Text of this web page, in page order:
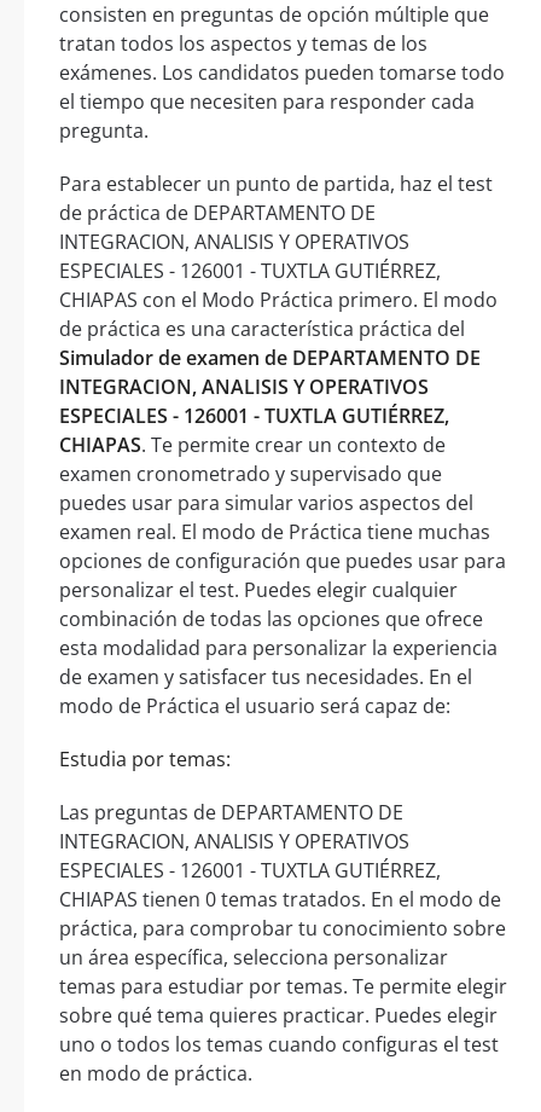
consisten en preguntas de opción múltiple que
tratan todos los aspectos y temas de los
exámenes. Los candidatos pueden tomarse todo
el tiempo que necesiten para responder cada
pregunta.
Para establecer un punto de partida, haz el test
de práctica de DEPARTAMENTO DE
INTEGRACION, ANALISIS Y OPERATIVOS
ESPECIALES - 126001 - TUXTLA GUTIÉRREZ,
CHIAPAS con el Modo Práctica primero. El modo
de práctica es una característica práctica del
Simulador de examen de DEPARTAMENTO DE
INTEGRACION, ANALISIS Y OPERATIVOS
ESPECIALES - 126001 - TUXTLA GUTIÉRREZ,
CHIAPAS. Te permite crear un contexto de
examen cronometrado y supervisado que
puedes usar para simular varios aspectos del
examen real. El modo de Práctica tiene muchas
opciones de configuración que puedes usar para
personalizar el test. Puedes elegir cualquier
combinación de todas las opciones que ofrece
esta modalidad para personalizar la experiencia
de examen y satisfacer tus necesidades. En el
modo de Práctica el usuario será capaz de:
Estudia por temas:
Las preguntas de DEPARTAMENTO DE
INTEGRACION, ANALISIS Y OPERATIVOS
ESPECIALES - 126001 - TUXTLA GUTIÉRREZ,
CHIAPAS tienen 0 temas tratados. En el modo de
práctica, para comprobar tu conocimiento sobre
un área específica, selecciona personalizar
temas para estudiar por temas. Te permite elegir
sobre qué tema quieres practicar. Puedes elegir
uno o todos los temas cuando configuras el test
en modo de práctica.